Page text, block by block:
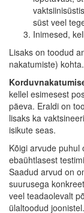
süst veel
Inimesed,
Lisaks on toodud
nakatumiste) kohta.
kellel esimesest
päeva. Eraldi on
lisaks ka
isikute seas.
Kõigi arvude puhul
ebaühtlasest
Saadud arvud on
suurusega
veel teadaolevalt
ülaltoodud joonistel.